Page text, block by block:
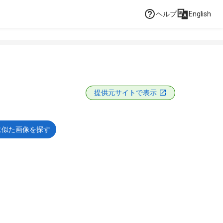
ヘルプ English
提供元サイトで表示
た画像を探す